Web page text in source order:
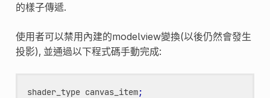
的樣子傳遞.
使用者可以禁用內建的modelview變換(以後仍然會發生
投影), 並通過以下程式碼手動完成:
shader_type canvas_item;